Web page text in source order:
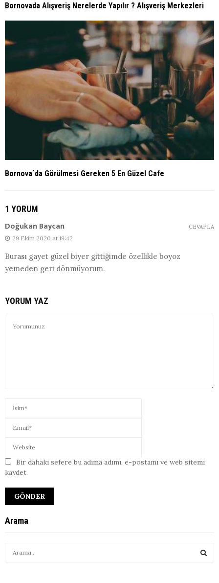
Bornovada Alışveriş Nerelerde Yapılır ? Alışveriş Merkezleri
Bornova`da Görülmesi Gereken 5 En Güzel Cafe
1 YORUM
Doğukan Baycan
29 Ekim 2020 at 19:42
Burası gayet güzel biyer gittiğimde özellikle boyoz
yemeden geri dönmüyorum.
CEVAPLA
YORUM YAZ
Bir dahaki sefere bu adıma adımı, e-postamı ve web sitemi
kaydet.
Arama